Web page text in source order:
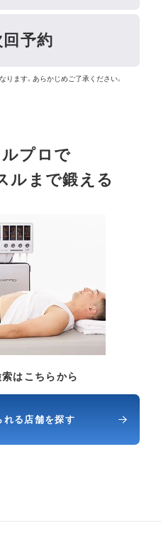
回予約
ります。あらかじめご了承ください。
プロで
ルまで鍛える
はこちらから
れる店舗を探す